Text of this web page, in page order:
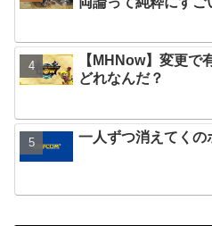
【MHNow】変更で
どれなんだ？
一人ずつ消えてくの